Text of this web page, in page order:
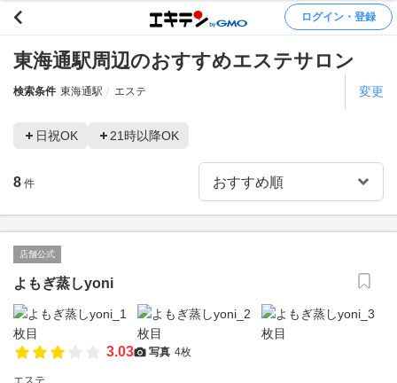
ログイン・登録
東海通駅周辺のおすすめエステサロン
検索条件 東海通駅 エステ 変更
日祝OK 21時以降OK
8 件
店舗公式
よもぎ蒸しyoni
3.03 写真 4枚
エステ